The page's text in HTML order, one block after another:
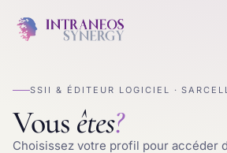
SSII & ÉDITEUR LOGICIEL ·
Vous êtes?
Choisissez votre profil pour accéder